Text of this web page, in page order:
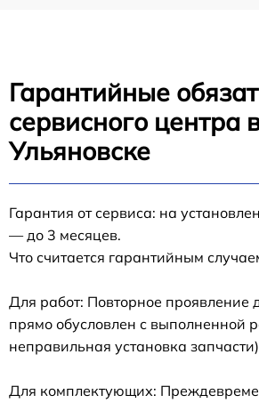
Гарантийные
сервисного центра
Ульяновске
Гарантия от сервиса: на
— до 3 месяцев.
Что считается гарантийным
Для работ: Повторное проявление
прямо обусловлен с выполненной
неправильная установка
Для комплектующих: